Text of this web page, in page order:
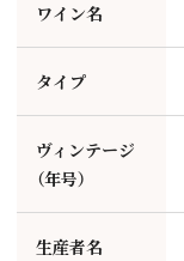
ワイン名
タイプ
ヴィンテージ
（年号）
生産者名